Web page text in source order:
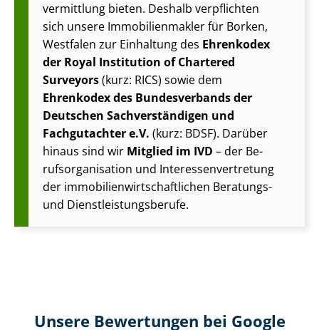
vermittlung bieten. Deshalb verpflichten
sich unsere Im­mo­bi­li­en­mak­ler für Borken,
Westfalen zur Einhaltung des Ehrenkodex
der Royal Institution of Chartered
Surveyors(kurz: RICS) sowie dem
Ehrenkodex des Bundesverbands der
Deutschen Sach­ver­stän­di­gen und
Fachgutachter e.V. (kurz: BDSF). Darüber
hinaus sind wir Mitglied im IVD – der Be­
rufs­or­ga­ni­sa­ti­on und In­ter­es­sen­ver­tre­tung
der im­mo­bi­li­en­wirt­schaft­li­chen Beratungs-
und Dienst­leis­tungs­be­ru­fe.
Unsere Bewertungen bei Google